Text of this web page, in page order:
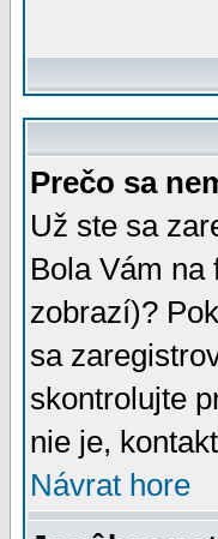
Prečo sa
Už ste sa
Bola Vám
zobrazí)?
sa
skontrolujte
nie je,
Návrat hore